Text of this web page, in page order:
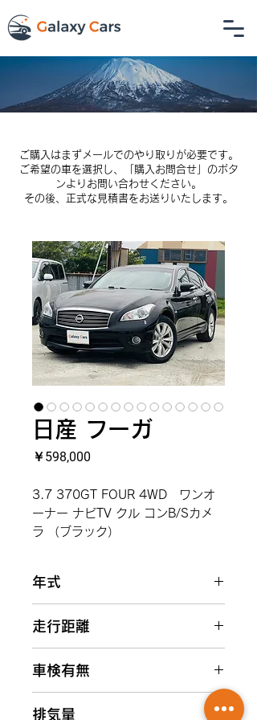
ご購入はまずメールでのやり取りが必要です。
ご希望の車を選択し、「購入お問合せ」のボタ
ンよりお問い合わせください。
その後、正式な見積書をお送りいたします。
日産 フーガ
￥598,000
3.7 370GT FOUR 4WD ワンオ
ーナー ナビTV クル コンB/Sカメ
ラ （ブラック）
年式
走行距離
車検有無
排気量